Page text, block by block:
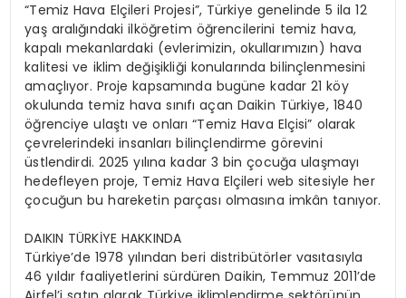
“Temiz Hava Elçileri Projesi”, Türkiye genelinde 5 ila 12
yaş aralığındaki ilköğretim öğrencilerini temiz hava,
kapalı mekanlardaki (evlerimizin, okullarımızın) hava
kalitesi ve iklim değişikliği konularında bilinçlenmesini
amaçlıyor. Proje kapsamında bugüne kadar 21 köy
okulunda temiz hava sınıfı açan Daikin Türkiye, 1840
öğrenciye ulaştı ve onları “Temiz Hava Elçisi” olarak
çevrelerindeki insanları bilinçlendirme görevini
üstlendirdi. 2025 yılına kadar 3 bin çocuğa ulaşmayı
hedefleyen proje, Temiz Hava Elçileri web sitesiyle her
çocuğun bu hareketin parçası olmasına imkân tanıyor.
DAIKIN TÜRKİYE HAKKINDA
Türkiye’de 1978 yılından beri distribütörler vasıtasıyla
46 yıldır faaliyetlerini sürdüren Daikin, Temmuz 2011’de